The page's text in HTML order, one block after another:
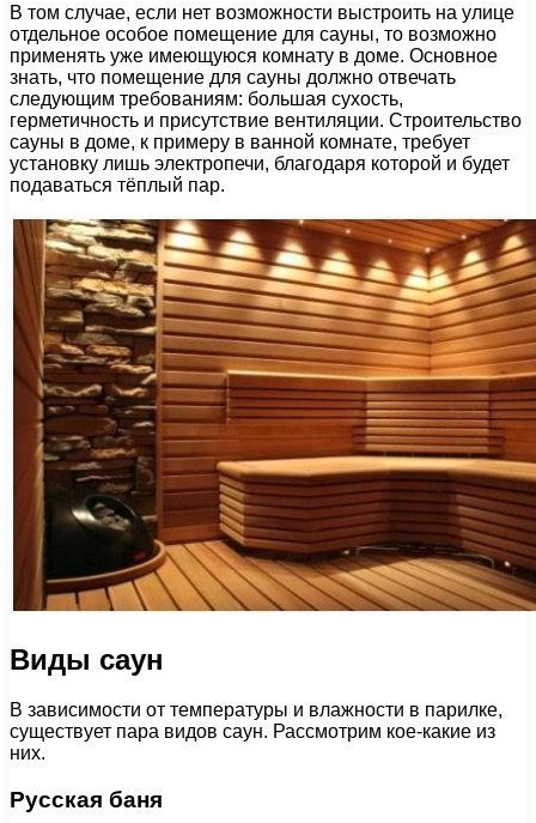
В том случае, если нет возможности выстроить на улице
отдельное особое помещение для сауны, то возможно
применять уже имеющуюся комнату в доме. Основное
знать, что помещение для сауны должно отвечать
следующим требованиям: большая сухость,
герметичность и присутствие вентиляции. Строительство
сауны в доме, к примеру в ванной комнате, требует
установку лишь электропечи, благодаря которой и будет
подаваться тёплый пар.
Виды саун
В зависимости от температуры и влажности в парилке,
существует пара видов саун. Рассмотрим кое-какие из
них.
Русская баня